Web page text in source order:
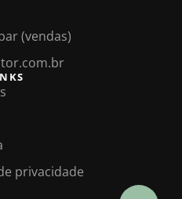
(vendas)
privacidade